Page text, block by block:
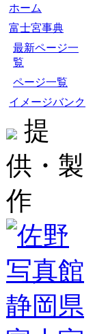
ホーム
富士宮事典
最新ページ一
覧
ページ一覧
イメージバンク
提
供・製
作